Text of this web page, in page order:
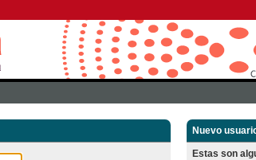
Nuevo
Estas son